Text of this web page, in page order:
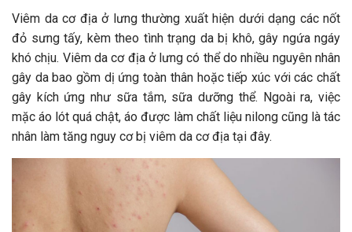
Viêm da cơ địa ở lưng thường xuất hiện dưới dạng các nốt
đỏ sưng tấy, kèm theo tình trạng da bị khô, gây ngứa ngáy
khó chịu. Viêm da cơ địa ở lưng có thể do nhiều nguyên nhân
gây da bao gồm dị ứng toàn thân hoặc tiếp xúc với các chất
gây kích ứng như sữa tắm, sữa dưỡng thể. Ngoài ra, việc
mặc áo lót quá chật, áo được làm chất liệu nilong cũng là tác
nhân làm tăng nguy cơ bị viêm da cơ địa tại đây.